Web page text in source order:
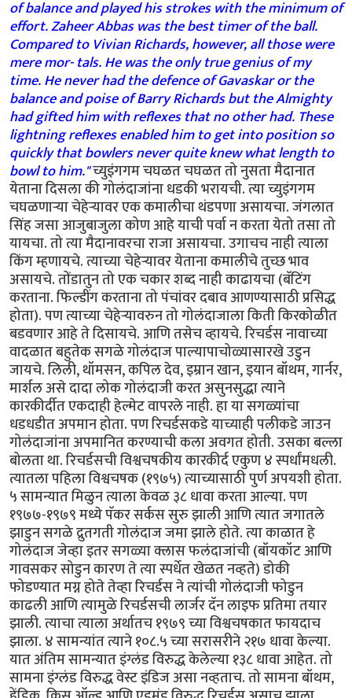
of balance and played his strokes with the minimum of
effort. Zaheer Abbas was the best timer of the ball.
Compared to Vivian Richards, however, all those were
mere mor- tals. He was the only true genius of my
time. He never had the defence of Gavaskar or the
balance and poise of Barry Richards but the Almighty
had gifted him with reflexes that no other had. These
lightning reflexes enabled him to get into position so
quickly that bowlers never quite knew what length to
bowl to him."च्युइंगगम चघळत चघळत तो नुसता मैदानात
येताना दिसला की गोलंदाजांना धडकी भरायची. त्या च्युइंगगम
चघळणार्‍या चेहेर्‍यावर एक कमालीचा थंडपणा असायचा. जंगलात
सिंह जसा आजुबाजुला कोण आहे याची पर्वा न करता येतो तसा तो
यायचा. तो त्या मैदानावरचा राजा असायचा. उगाचच नाही त्याला
किंग म्हणायचे. त्याच्या चेहेर्‍यावर येताना कमालीचे तुच्छ भाव
असायचे. तोंडातुन तो एक चकार शब्द नाही काढायचा (बॅटिंग
करताना. फिल्डींग करताना तो पंचांवर दबाव आणण्यासाठी प्रसिद्ध
होता). पण त्याच्या चेहेर्‍यावरुन तो गोलंदाजाला किती किरकोळीत
बडवणार आहे ते दिसायचे. आणि तसेच व्हायचे. रिचर्डस नावाच्या
वादळात बहुतेक सगळे गोलंदाज पाल्यापाचोळ्यासारखे उडुन
जायचे. लिली, थॉमसन, कपिल देव, इम्रान खान, इयान बॉथम, गार्नर,
मार्शल असे दादा लोक गोलंदाजी करत असुनसुद्धा त्याने
कारकीर्दीत एकदाही हेल्मेट वापरले नाही. हा या सगळ्यांचा
धडधडीत अपमान होता. पण रिचर्डसकडे याच्याही पलीकडे जाउन
गोलंदाजांना अपमानित करण्याची कला अवगत होती. उसका बल्ला
बोलता था. रिचर्डसची विश्वचषकीय कारकीर्द एकुण ४ स्पर्धांमधली.
त्यातला पहिला विश्वचषक (१९७५) त्याच्यासाठी पुर्ण अपयशी होता.
५ सामन्यात मिळुन त्याला केवळ ३८ धावा करता आल्या. पण
१९७७-१९७९ मध्ये पॅकर सर्कस सुरु झाली आणि त्यात जगातले
झाडुन सगळे द्रुतगती गोलंदाज जमा झाले होते. त्या काळात हे
गोलंदाज जेव्हा इतर सगळ्या क्लास फलंदाजांची (बॉयकॉट आणि
गावसकर सोडुन कारण ते त्या स्पर्धेत खेळत नव्हते) डोकी
फोडण्यात मग्न होते तेव्हा रिचर्डस ने त्यांची गोलंदाजी फोडुन
काढली आणि त्यामुळे रिचर्डसची लार्जर दॅन लाइफ प्रतिमा तयार
झाली. त्याचा त्याला अर्थातच १९७९ च्या विश्वचषकात फायदाच
झाला. ४ सामन्यांत त्याने १०८.५ च्या सरासरीने २१७ धावा केल्या.
यात अंतिम सामन्यात इंग्लंड विरुद्ध केलेल्या १३८ धावा आहेत. तो
सामना इंग्लंड विरुद्ध वेस्ट इंडिज असा नव्हताच. तो सामना बॉथम,